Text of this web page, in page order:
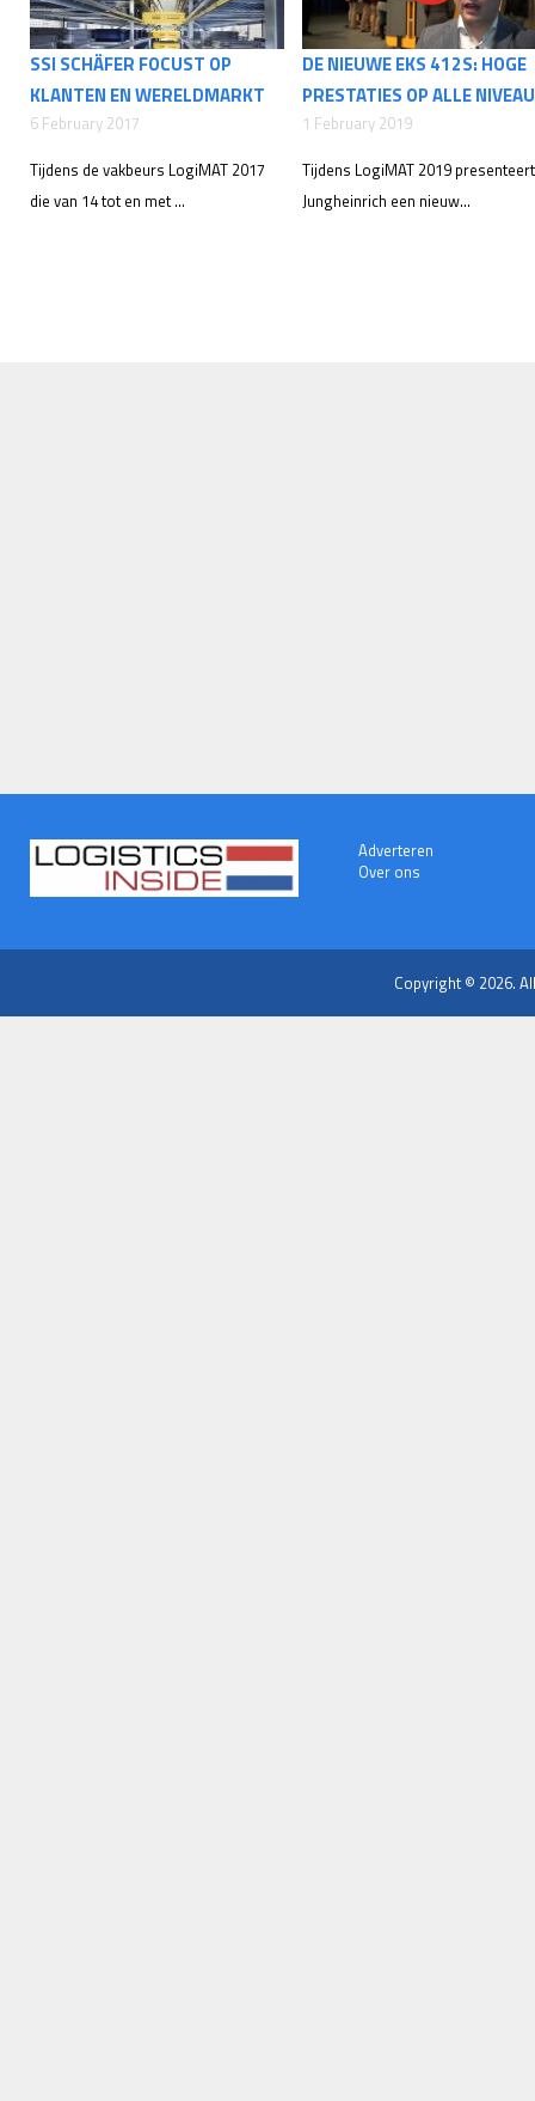
SSI SCHÄFER FOCUST OP
KLANTEN EN WERELDMARKT
6 February 2017
Tijdens de vakbeurs LogiMAT 2017
die van 14 tot en met ...
DE NIEUWE EKS 412S: HOGE
PRESTATIES OP ALLE
1 February 2019
Tijdens LogiMAT 2019 presenteert
Jungheinrich een nieuw...
Adverteren
Over ons
Copyright © 2026.